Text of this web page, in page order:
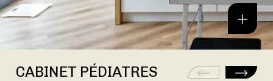
CABINET PÉDIATRES